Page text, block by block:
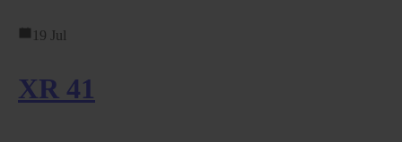
19 Jul
XR 41